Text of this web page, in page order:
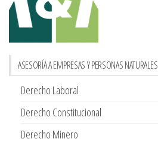
ASESORÍA A EMPRESAS Y PERSONAS NATURALES
Derecho Laboral
Derecho Constitucional
Derecho Minero